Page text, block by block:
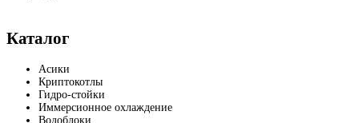
Каталог
Асики
Криптокотлы
Гидро-стойки
Иммерсионное охлаждение
Водоблоки